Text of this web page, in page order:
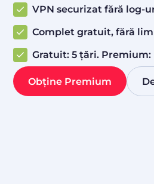
VPN securizat fără log-
Complet gratuit, fără
Gratuit: 5 țări.
Obține Premium